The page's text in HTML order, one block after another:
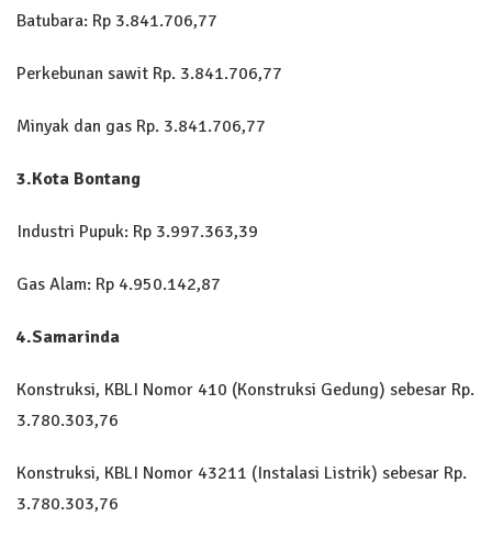
Batubara: Rp 3.841.706,77
Perkebunan sawit Rp. 3.841.706,77
Minyak dan gas Rp. 3.841.706,77
3.Kota Bontang
Industri Pupuk: Rp 3.997.363,39
Gas Alam: Rp 4.950.142,87
4.Samarinda
Konstruksi, KBLI Nomor 410 (Konstruksi Gedung) sebesar Rp.
3.780.303,76
Konstruksi, KBLI Nomor 43211 (Instalasi Listrik) sebesar Rp.
3.780.303,76